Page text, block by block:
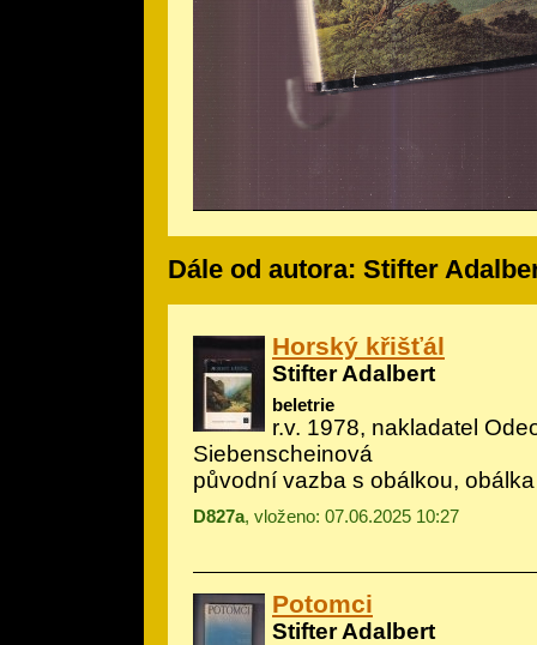
Dále od autora: Stifter
Horský křišťál
Stifter Adalbert
beletrie
r.v. 1978, nakladatel
Siebenscheinová
původní vazba s obálkou,
D827a, vloženo: 07.06.2025 10:27
Potomci
Stifter Adalbert